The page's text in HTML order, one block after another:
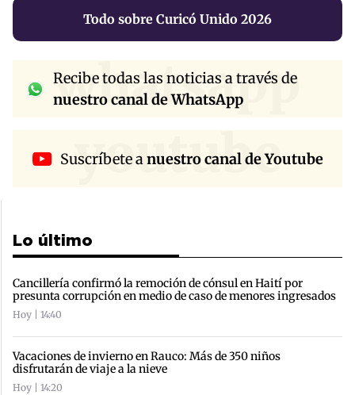
Todo sobre Curicó Unido 2026
whatsapp
Recibe todas las noticias a través de
nuestro canal de WhatsApp
youtube
Suscríbete anuestro canal de Youtube
Lo último
Cancillería confirmó la remoción de cónsul en Haití por
presunta corrupción en medio de caso de menores ingresados
Hoy | 14:40
Vacaciones de invierno en Rauco: Más de 350 niños
disfrutarán de viaje a la nieve
Hoy | 14:20